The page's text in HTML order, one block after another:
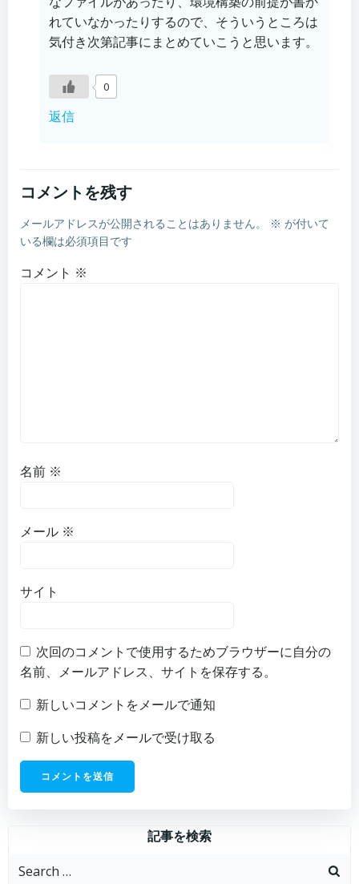
れていなかったりするので、そういうところは
気付き次第記事にまとめていこうと思います。
0
返信
コメントを残す
メールアドレスが公開されることはありません。 ※ が付いて
いる欄は必須項目です
コメント ※
名前 ※
メール ※
サイト
次回のコメントで使用するためブラウザーに自分の
名前、メールアドレス、サイトを保存する。
新しいコメントをメールで通知
新しい投稿をメールで受け取る
記事を検索
Search